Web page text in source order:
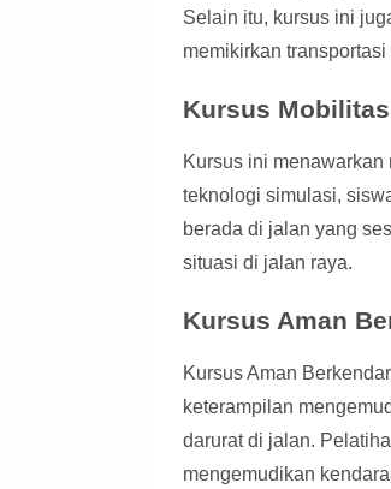
Selain itu, kursus ini
memikirkan
Kursus
Kursus ini
teknologi simulasi,
berada di jalan yang
situasi di jalan raya.
Kursus Aman
Kursus Aman
keterampilan
darurat di jalan.
mengemudikan